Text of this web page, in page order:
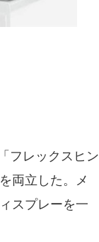
フレックスヒン
両立した。メ
スプレーを一